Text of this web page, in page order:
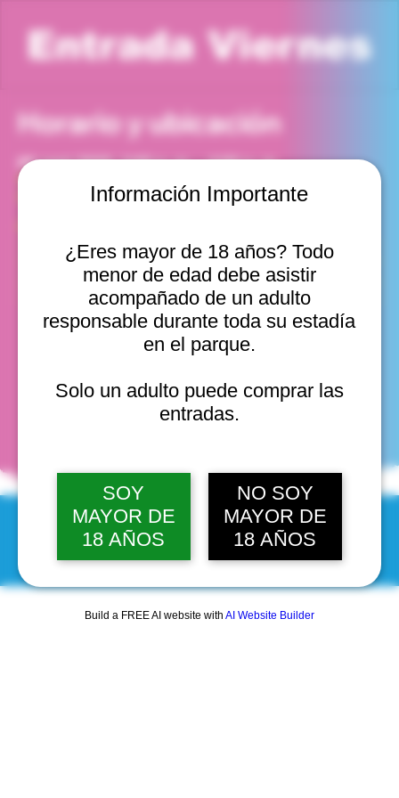
Información Importante
¿Eres mayor de 18 años? Todo
menor de edad debe asistir
acompañado de un adulto
responsable durante toda su estadía
en el parque.
Solo un adulto puede comprar las
entradas.
SOY
MAYOR DE
18 AÑOS
NO SOY
MAYOR DE
18 AÑOS
Build a FREE AI website with AI Website Builder
Entrada Viernes
Horario y ubicación
05 sept 2025, 3:00 p. m. – 4:00 p. m.
Viña del Mar, Cam. Internacional 2440, Viña del Mar,
Valparaíso, Chile
vie, 14 ago, 10:00 a. m.
vie, 14 ago, 11:00 a. m.
vie, 14 ago, 12:00 p. m.
Ver 11
fechas
© 2025 by Scantastic.